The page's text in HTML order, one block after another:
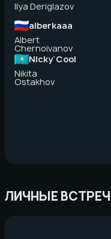
Ilya Deriglazov
alberkaaa
Albert
Chernoivanov
Nicky`Cool
Nikita
Ostakhov
ЛИЧНЫЕ